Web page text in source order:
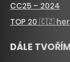
CC25 – 2024
TOP 20 🇨🇿
DÁLE